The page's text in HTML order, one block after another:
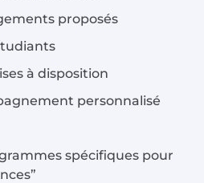
proposés
à disposition
personnalisé
spécifiques pour